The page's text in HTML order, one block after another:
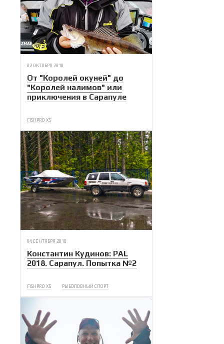
02 ОКТЯБРЯ 2018
От "Королей окуней" до
"Королей налимов" или
приключения в Сарапуле
FISHPRO X5
04 СЕНТЯБРЯ 2018
Константин Кудинов: PAL
2018. Сарапул. Попытка №2
FISHPRO X5 РЫБОЛОВНЫЙ СПОРТ